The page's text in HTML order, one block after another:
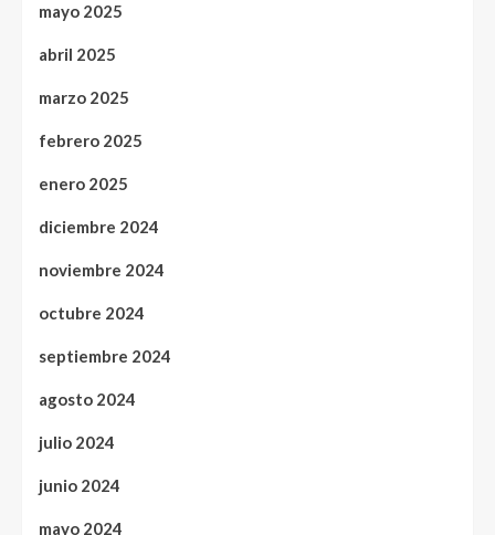
mayo 2025
abril 2025
marzo 2025
febrero 2025
enero 2025
diciembre 2024
noviembre 2024
octubre 2024
septiembre 2024
agosto 2024
julio 2024
junio 2024
mayo 2024